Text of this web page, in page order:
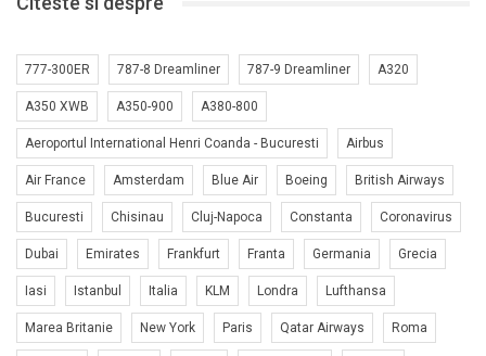
777-300ER 787-8 Dreamliner 787-9 Dreamliner A320
A350 XWB A350-900 A380-800
Aeroportul International Henri Coanda - Bucuresti Airbus
Air France Amsterdam Blue Air Boeing British Airways
Bucuresti Chisinau Cluj-Napoca Constanta Coronavirus
Dubai Emirates Frankfurt Franta Germania Grecia
Iasi Istanbul Italia KLM Londra Lufthansa
Marea Britanie New York Paris Qatar Airways Roma